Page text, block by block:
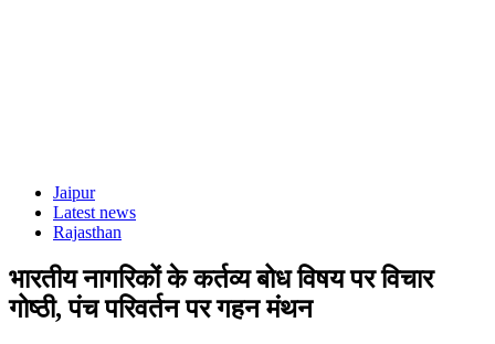
Jaipur
Latest news
Rajasthan
भारतीय नागरिकों के कर्तव्य बोध विषय पर विचार
गोष्ठी, पंच परिवर्तन पर गहन मंथन